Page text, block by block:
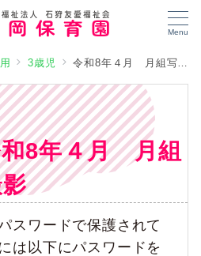
Menu
3歳児 令和8年４月 月組写真 職員撮影
8年４月 月組
スワードで保護されて
は以下にパスワードを